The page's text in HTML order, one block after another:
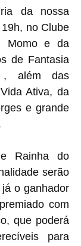
da nossa
no Clube
Momo e da
de Fantasia
, além das
Ativa, da
e grande
Rainha do
serão
o ganhador
com
que poderá
para